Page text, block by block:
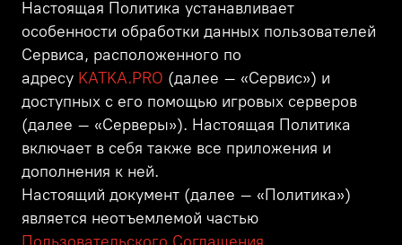
Настоящая Политика устанавливает
особенности обработки данных пользователей
Сервиса, расположенного по
адресу KATKA.PRO (далее – «Сервис») и
доступных с его помощью игровых серверов
(далее – «Серверы»). Настоящая Политика
включает в себя также все приложения и
дополнения к ней.
Настоящий документ (далее – «Политика»)
является неотъемлемой частью